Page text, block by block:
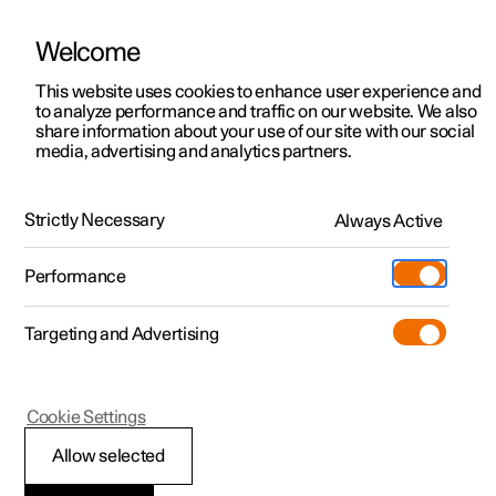
Polestar 2
Polestar 3
Polestar 4
Pre-owned
Shop
Meer
Testrit
Aanbiedingen voor
Testrit
Aanbiedingen voor
Polestar 4 coupé
Ontdek Polestar 4
Testrit
Bekijk onze stockwagens
Aanbiedingen voor
Ontdek Polestar 5
Over pre-owned
Pre-owned aanbiedingen
Aanbiedingen voor particulieren
Aanbiedingen voor
professionelen
Bekijk onze stockwagens
Configureer
Pre-owned
Testrit
Additionals
(Opent in een nieuw venster)
Experiences
Ontmoet ons
Servicepunten
Opladen
Support
HandleidingVideogalerijSoftware-updates
Reiniging exterieur
Polestar 2
Poetsen en in de was
Welcome
This website uses cookies to enhance user experience and
to analyze performance and traffic on our website. We also
share information about your use of our site with our social
media, advertising and analytics partners.
Strictly Necessary Always Active
Performance
Targeting and Advertising
Allow selected
Cookie Settings